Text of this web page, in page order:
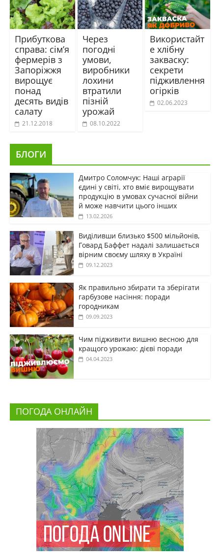
Прибуткова
справа: сім’я
фермерів з
Запоріжжя
вирощує
понад
десять видів
салату
21.12.2018
Через
погодні
умови,
виробники
лохини
втратили
пізній
урожай
08.10.2022
Використайт
е хлібну
закваску:
секрети
підживлення
огірків
02.06.2023
БЛОГИ
Дмитро Соломчук: Наші аграрії
єдині у світі, хто вміє вирощувати
продукцію в умовах сучасної війни
й може навчити цього інших
13.02.2026
Виділивши близько $500 мільйонів,
Говард Баффет надалі залишається
вірним своєму шляху в Україні
09.12.2023
Як правильно збирати та зберігати
гарбузове насіння: поради
городникам
09.09.2023
Чим підживити вишню весною для
кращого урожаю: дієві поради
04.04.2023
ПОГОДА ОНЛАЙН